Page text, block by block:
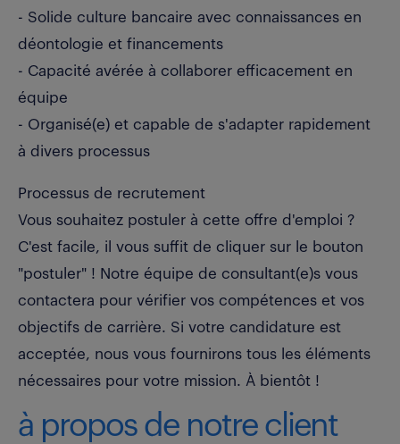
- Solide culture bancaire avec connaissances en
déontologie et financements
- Capacité avérée à collaborer efficacement en
équipe
- Organisé(e) et capable de s'adapter rapidement
à divers processus
Processus de recrutement
Vous souhaitez postuler à cette offre d'emploi ?
C'est facile, il vous suffit de cliquer sur le bouton
"postuler" ! Notre équipe de consultant(e)s vous
contactera pour vérifier vos compétences et vos
objectifs de carrière. Si votre candidature est
acceptée, nous vous fournirons tous les éléments
nécessaires pour votre mission. À bientôt !
à propos de notre client